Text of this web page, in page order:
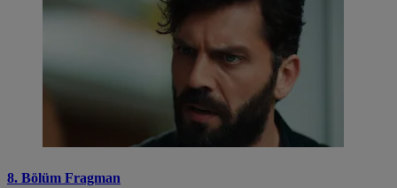
8. Bölüm Fragman